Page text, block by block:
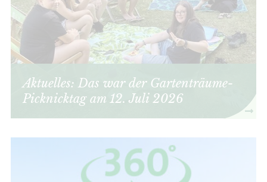
Aktuelles: Das war der Gartenträume-
Picknicktag am 12. Juli 2026